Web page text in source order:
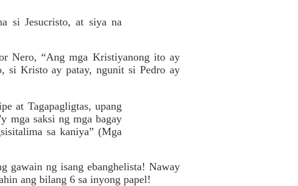
si Jesucristo, at siya na
Nero, “Ang mga Kristiyanong ito ay
si Kristo ay patay, ngunit si Pedro ay
at Tagapagligtas, upang
mga saksi ng mga bagay
sa kaniya” (Mga
gawain ng isang ebanghelista! Naway
ang bilang 6 sa inyong papel!